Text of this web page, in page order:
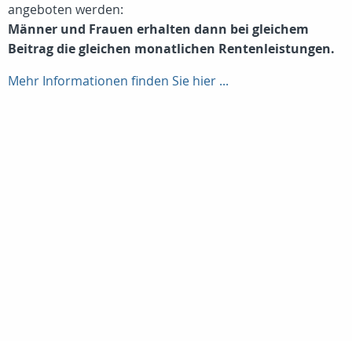
angeboten werden:
Männer und Frauen erhalten dann bei gleichem
Beitrag die gleichen monatlichen Rentenleistungen.
Mehr Informationen finden Sie hier ...